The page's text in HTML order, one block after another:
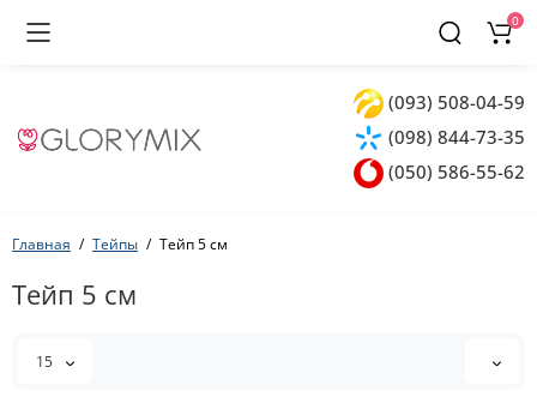
(093) 508-04-59
(098) 844-73-35
(050) 586-55-62
0
Главная Тейпы Тейп 5 см
Тейп 5 см
15